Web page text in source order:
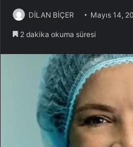
DİLAN BİÇER Mayıs 14,
2 dakika okuma süresi